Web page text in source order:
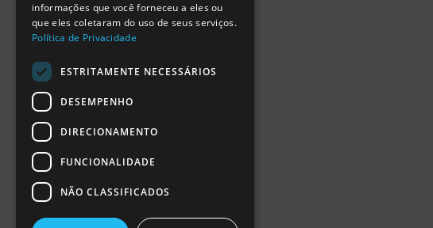
informações que você forneceu a eles ou
que eles coletaram do uso de seus serviços.
Política de Privacidade
ESTRITAMENTE NECESSÁRIOS
DESEMPENHO
DIRECIONAMENTO
FUNCIONALIDADE
NÃO CLASSIFICADOS